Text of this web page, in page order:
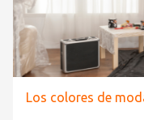
Los colores de